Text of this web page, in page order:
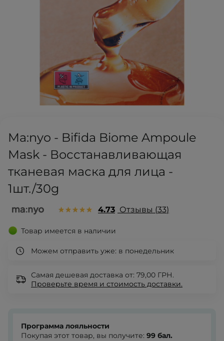
Ma:nyo - Bifida Biome Ampoule
Mask - Восстанавливающая
тканевая маска для лица -
1шт./30g
4.73 Отзывы 33
Товар имеется в наличии
Можем отправить уже: в понедельник
Самая дешевая доставка от: 79,00 ГРН.
Проверьте время и стоимость доставки.
Программа лояльности
Покупая этот товар, вы получите: 99 бал.